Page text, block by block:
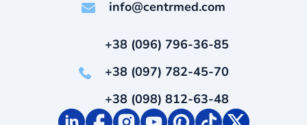
info@centrmed.com
+38 (096) 796-36-85
+38 (097) 782-45-70
+38 (098) 812-63-48